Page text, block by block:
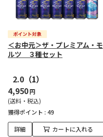
＜お中元＞ザ・プレミアム・モ
ルツ ３種セット
2.0 （1）
4,950円
(送料・税込)
獲得ポイント : 49
詳細 カートに入れる